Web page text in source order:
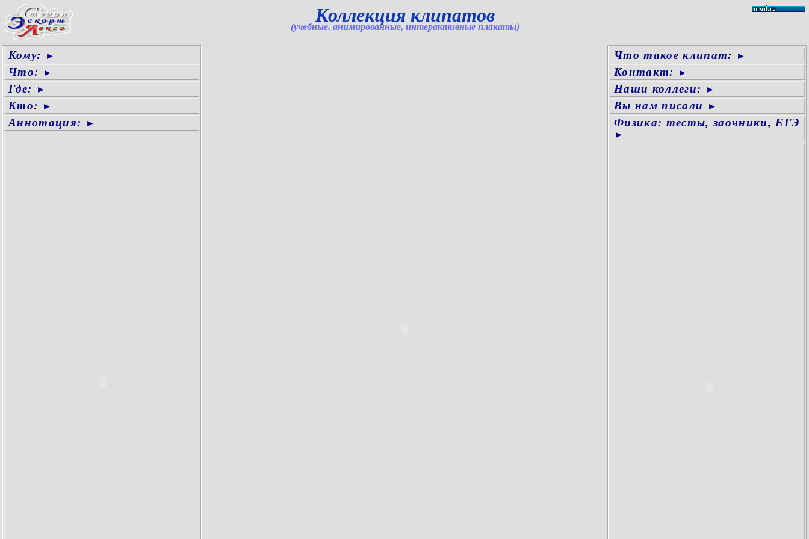
Коллекция клипатов
(учебные, анимированные, интерактивные плакаты)
Кому: ►
Что: ►
Где: ►
Кто: ►
Аннотация: ►
Что такое клипат: ►
Контакт: ►
Наши коллеги: ►
Вы нам писали ►
Физика: тесты, заочники, ЕГЭ
►